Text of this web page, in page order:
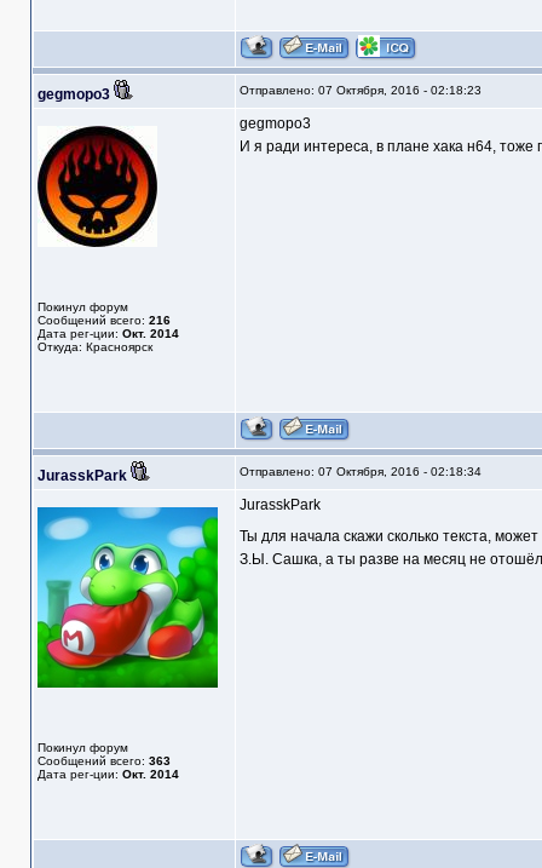
gegmopo3 Отправлено: 07 Октября, 2016 - 02:18:23
Покинул форум
Сообщений всего: 216
Дата рег-ции: Окт. 2014
Откуда: Красноярск
gegmopo3
И я ради интереса, в плане хака н64, тоже
JurasskPark Отправлено: 07 Октября, 2016 - 02:18:34
Покинул форум
Сообщений всего: 363
Дата рег-ции: Окт. 2014
JurasskPark
Ты для начала скажи сколько текста,
З.Ы. Сашка, а ты разве на месяц не